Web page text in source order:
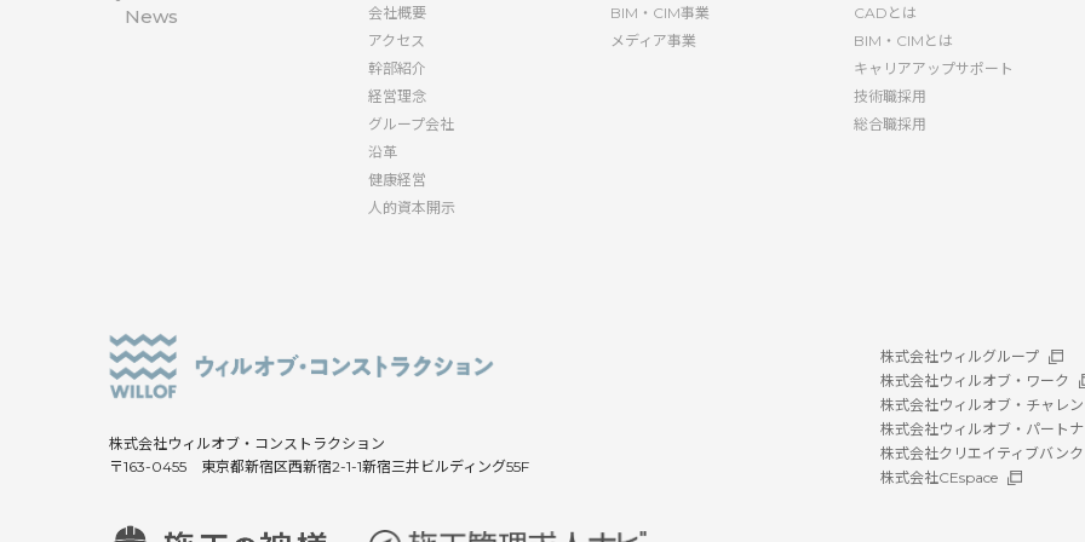
News
会社概要
アクセス
幹部紹介
経営理念
グループ会社
沿革
健康経営
人的資本開示
BIM・CIM事業
メディア事業
CADとは
BIM・CIMとは
キャリアアップサポート
技術職採用
総合職採用
株式会社ウィルオブ・コンストラクション
〒163-0455 東京都新宿区西新宿2-1-1新宿三井ビルディング55F
株式会社ウィルグループ
株式会社ウィルオブ・ワーク
株式会社ウィルオブ・チャレ
株式会社ウィルオブ・パート
株式会社クリエイティブバンク
株式会社CEspace